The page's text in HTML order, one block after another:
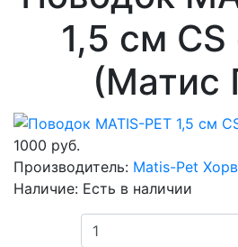
1,5 см
(Матис
1000 руб.
Производитель: Matis-Pet
Наличие: Есть в наличии